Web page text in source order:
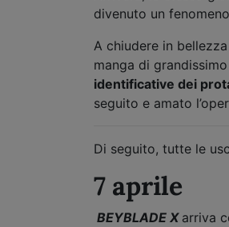
divenuto un
A chiudere in
manga di
identificative dei
seguito e amato
Di seguito, tutte le
7 aprile
BEYBLADE X arriva